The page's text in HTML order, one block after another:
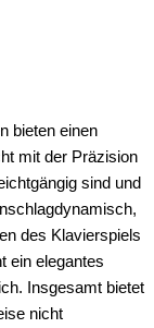
bieten einen
mit der Präzision
sind und
des Klavierspiels
ein elegantes
Insgesamt bietet
nicht